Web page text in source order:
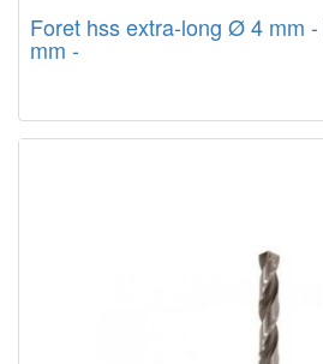
Foret hss extra-long Ø 4 mm
mm -